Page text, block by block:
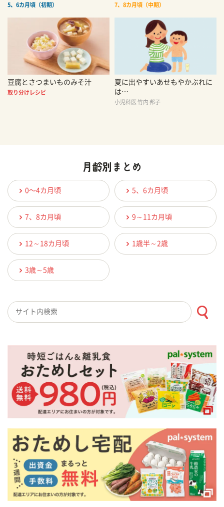
5、6カ月頃（初期） 7、8カ月頃（中期）
豆腐とさつまいものみそ汁
取り分けレシピ
夏に出やすいあせもやかぶれに
は…
小児科医 竹内 邦子
0〜4カ月頃 5、6カ月頃
7、8カ月頃 9～11カ月頃
12～18カ月頃 1歳半～2歳
3歳～5歳
検索キーワード入力